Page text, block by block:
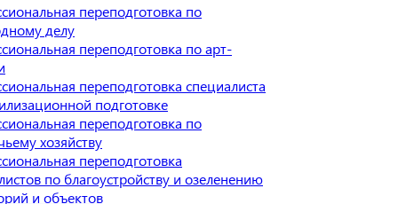
переподготовка по
делу
переподготовка по арт-
переподготовка специалиста
подготовке
переподготовка по
хозяйству
переподготовка
по благоустройству и озеленению
и объектов